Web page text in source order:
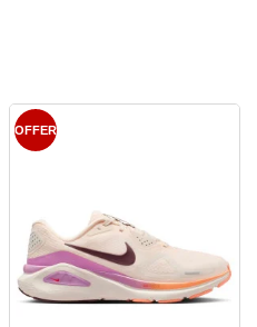
OFFER